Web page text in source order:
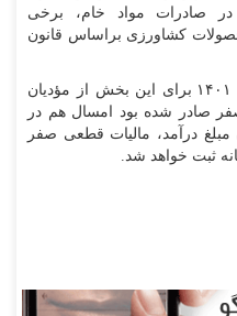
صادرات مواد خام، برخی
کشاورزی براساس قانون
همچنان که در دوره قبل از سال ۱۴۰۱ برای این بخش از مؤدیان
صادر شده بود امسال هم در
درآمد، مالیات قطعی صفر
ثبت خواهد شد.